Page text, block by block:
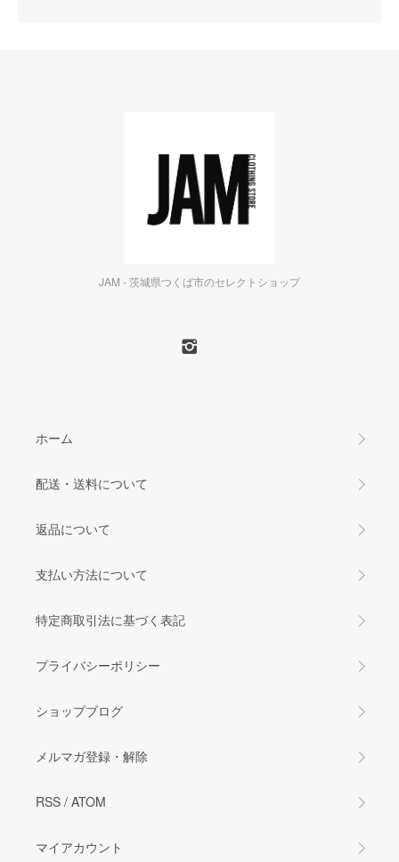
JAM - 茨城県つくば市のセレクトショップ
ホーム
配送・送料について
返品について
支払い方法について
特定商取引法に基づく表記
プライバシーポリシー
ショップブログ
メルマガ登録・解除
RSS / ATOM
マイアカウント